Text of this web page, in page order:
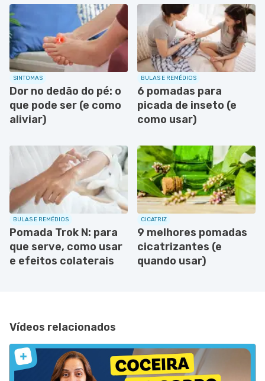
SINTOMAS
Dor no dedão do pé: o
que pode ser (e como
aliviar)
BULAS E REMÉDIOS
6 pomadas para
picada de inseto (e
como usar)
BULAS E REMÉDIOS
Pomada Trok N: para
que serve, como usar
e efeitos colaterais
CICATRIZ
9 melhores pomadas
cicatrizantes (e
quando usar)
Vídeos relacionados